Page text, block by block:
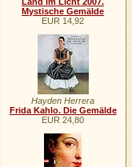
Mystische Gemälde
EUR 14,92
Hayden Herrera
Frida Kahlo. Die Gemälde
EUR 24,80